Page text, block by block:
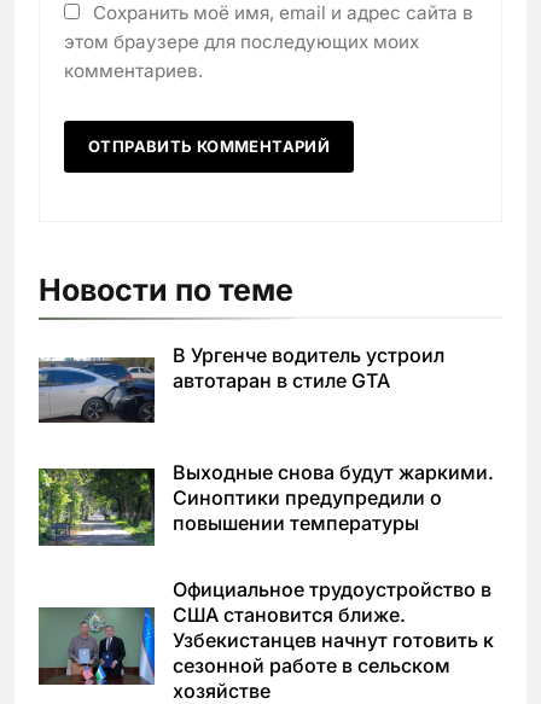
Сохранить моё имя, email и адрес сайта в
этом браузере для последующих моих
комментариев.
Новости по теме
В Ургенче водитель устроил
автотаран в стиле GTA
Выходные снова будут жаркими.
Синоптики предупредили о
повышении температуры
Официальное трудоустройство в
США становится ближе.
Узбекистанцев начнут готовить к
сезонной работе в сельском
хозяйстве